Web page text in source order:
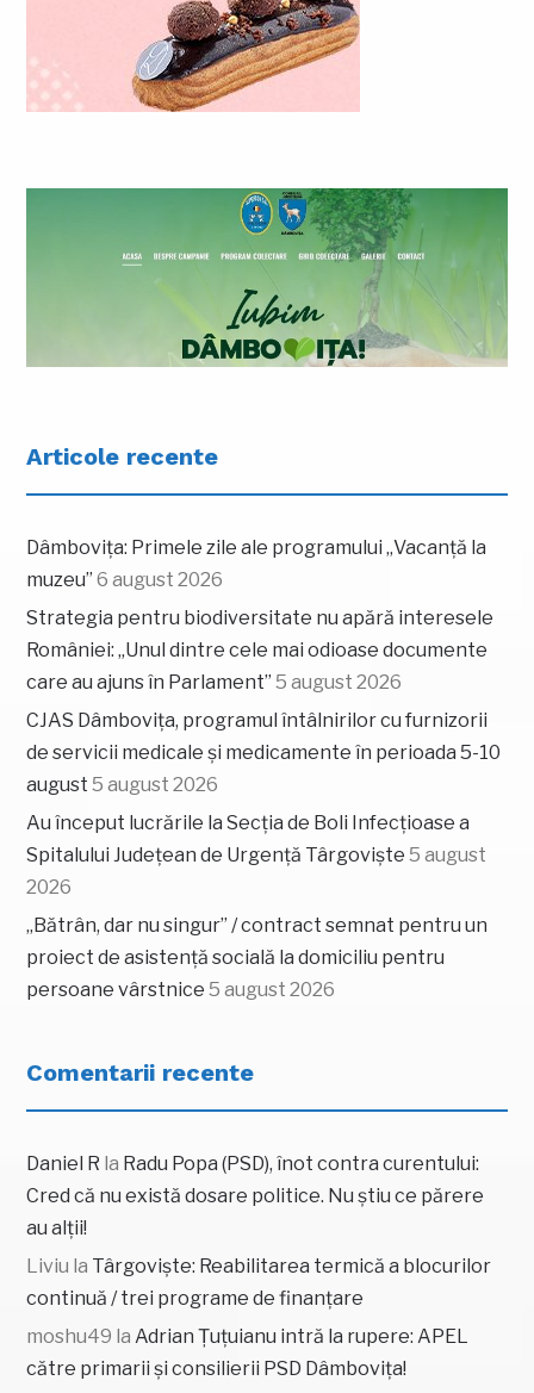
Articole recente
Dâmbovița: Primele zile ale programului „Vacanță la
muzeu” 6 august 2026
Strategia pentru biodiversitate nu apără interesele
României: „Unul dintre cele mai odioase documente
care au ajuns în Parlament” 5 august 2026
CJAS Dâmbovița, programul întâlnirilor cu furnizorii
de servicii medicale și medicamente în perioada 5-10
august 5 august 2026
Au început lucrările la Secția de Boli Infecțioase a
Spitalului Județean de Urgență Târgoviște 5 august
2026
„Bătrân, dar nu singur” / contract semnat pentru un
proiect de asistență socială la domiciliu pentru
persoane vârstnice 5 august 2026
Comentarii recente
Daniel R la Radu Popa (PSD), înot contra curentului:
Cred că nu există dosare politice. Nu știu ce părere
au alții!
Liviu la Târgoviște: Reabilitarea termică a blocurilor
continuă / trei programe de finanțare
moshu49 laAdrian Țuțuianu intră la rupere: APEL
către primarii și consilierii PSD Dâmbovița!